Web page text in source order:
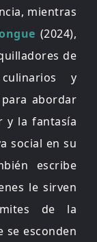
mientras
(2024),
de
y
abordar
y la fantasía
social en su
escribe
le sirven
de la
se esconden